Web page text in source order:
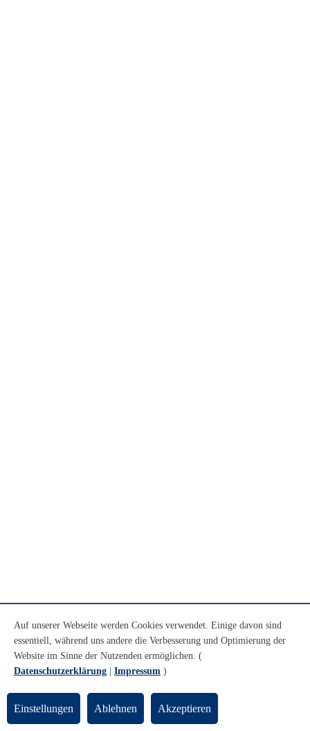
Auf unserer Webseite werden Cookies verwendet. Einige davon sind
essentiell, während uns andere die Verbesserung und Optimierung der
Website im Sinne der Nutzenden ermöglichen. (
Datenschutzerklärung
Impressum )
Einstellungen Ablehnen Akzeptieren